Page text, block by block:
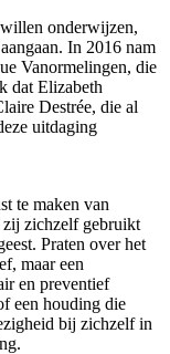
willen onderwijzen,
In 2016 nam
Vanormelingen, die
dat Elizabeth
Destrée, die al
uitdaging
te maken van
zij zichzelf gebruikt
Praten over het
maar een
en preventief
een houding die
bij zichzelf in